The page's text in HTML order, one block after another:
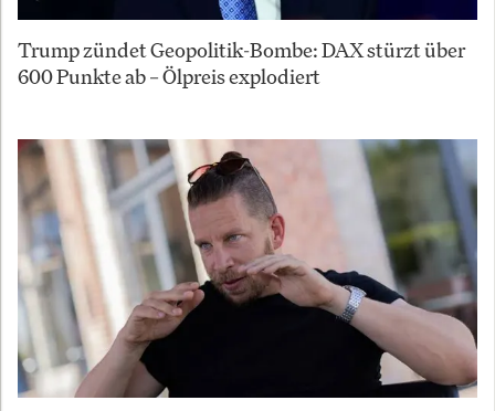
Trump zündet Geopolitik-Bombe: DAX stürzt über
600 Punkte ab – Ölpreis explodiert